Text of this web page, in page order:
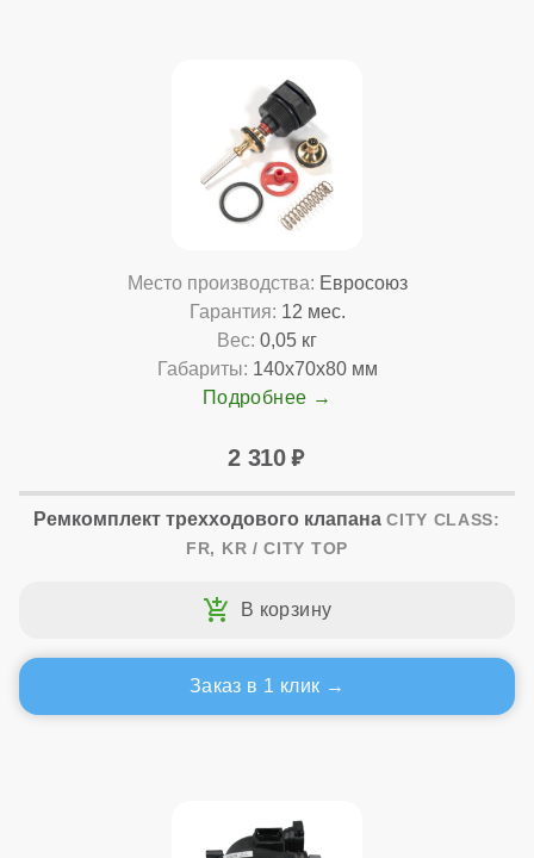
Место производства: Евросоюз
Гарантия: 12 мес.
Вес: 0,05 кг
Габариты: 140x70x80 мм
Подробнее
2 310
Ремкомплект трехходового клапана CITY CLASS:
FR, KR / CITY TOP
Заказ в 1 клик